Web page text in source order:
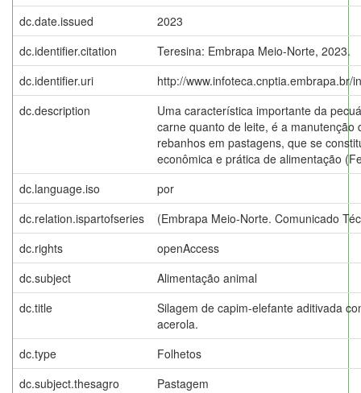
dc.date.issued
2023
dc.identifier.citation
Teresina: Embrapa Meio-Norte, 2023.
dc.identifier.uri
http://www.infoteca.cnptia.embrapa.br/
dc.description
Uma característica importante da
carne quanto de leite, é a manutenção
rebanhos em pastagens, que se
econômica e prática de alimentação
dc.language.iso
por
dc.relation.ispartofseries
(Embrapa Meio-Norte. Comunicado
dc.rights
openAccess
dc.subject
Alimentação animal
dc.title
Silagem de capim-elefante aditivada
acerola.
dc.type
Folhetos
dc.subject.thesagro
Pastagem